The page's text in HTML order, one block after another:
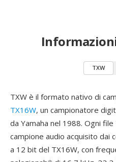
TXW
TXW è il formato nativo di
TX16W, un campionatore
da Yamaha nel 1988. Ogni
campione audio acquisito dai
a 12 bit del TX16W, con